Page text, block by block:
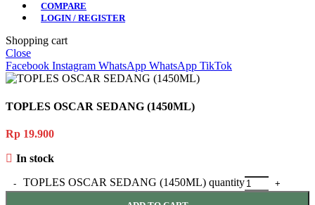
COMPARE
LOGIN / REGISTER
Shopping cart
Close
Facebook Instagram WhatsApp WhatsApp TikTok
TOPLES OSCAR SEDANG (1450ML)
Rp 19.900
In stock
TOPLES OSCAR SEDANG (1450ML) quantity